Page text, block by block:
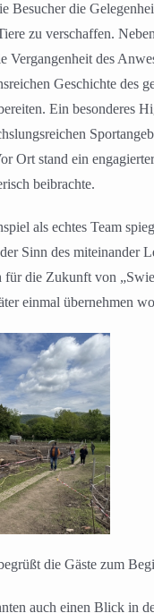
Besucher die
zu verschaffen.
Vergangenheit des
Geschichte des
Ein besonderes
Ort stand ein
beibrachte.
als echtes Team
Sinn des miteinander
für die Zukunft von
einmal übernehmen
die Gäste zum
auch einen Blick in